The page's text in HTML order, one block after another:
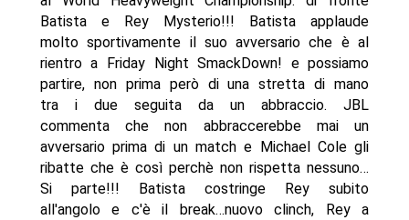
Batista e Rey Mysterio!!! Batista applaude
molto sportivamente il suo avversario che è al
rientro a Friday Night SmackDown! e possiamo
partire, non prima però di una stretta di mano
tra i due seguita da un abbraccio. JBL
commenta che non abbraccerebbe mai un
avversario prima di un match e Michael Cole gli
ribatte che è così perchè non rispetta nessuno…
Si parte!!! Batista costringe Rey subito
all'angolo e c'è il break…nuovo clinch, Rey a